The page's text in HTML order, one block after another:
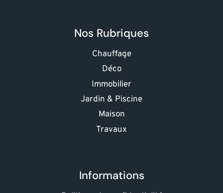
Nos Rubriques
Chauffage
Déco
Immobilier
Jardin & Piscine
Maison
Travaux
Informations